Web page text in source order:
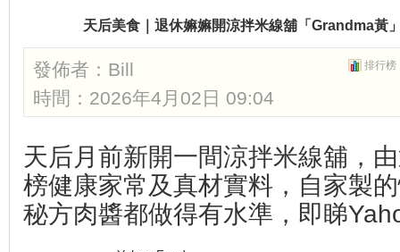
天后美食｜退休嫲嫲開涼拌米線舖「Grandma黃
排行榜
發佈者： Bill
時間：2026年4月02日 09:04
天后月前新開一間涼拌米線舖，
榜健康家常及真材實料，自家製
秘方肉醬都做得有水準，即睇